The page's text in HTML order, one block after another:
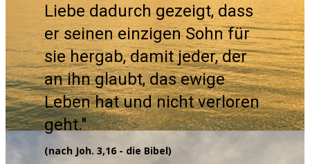
Liebe dadurch gezeigt, dass
er seinen einzigen Sohn für
sie hergab, damit jeder, der
an ihn glaubt, das ewige
Leben hat und nicht verloren
geht."
(nach Joh. 3,16 - die Bibel)